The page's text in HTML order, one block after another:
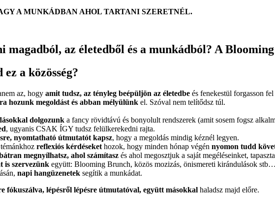
A MUNKÁDBAN AHOL TARTANI SZERETNÉL.
magadból, az életedből és a munkádból? A
a közösség?
az, hogy amit tudsz, az tényleg beépüljön az életedbe és fenekestül forgasson
hozunk megoldást és abban mélyülünk el. Szóval nem telítődsz túl.
dolgozunk a fancy rövidtávú és bonyolult rendszerek (amit sosem fogsz
, ugyanis CSAK ÍGY tudsz felülkerekedni rajta.
nyomtatható útmutatót kapsz, hogy a megoldás mindig kéznél legyen.
reflexiós kérdéseket hozok, hogy minden hónap végén nyomon tudd
megnyílhatsz, ahol számítasz és ahol megosztjuk a saját megéléseinket,
is szervezünk együtt: Blooming Brunch, közös mozizás, önismereti kirándulások stb…
napi hangüzenetek segítik a munkádat.
fókuszálva, lépésről lépésre útmutatóval, együtt másokkal haladsz majd előre.